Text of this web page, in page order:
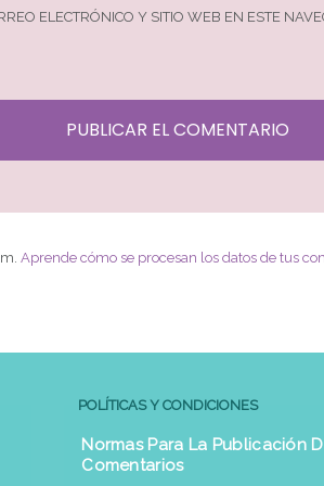
ELECTRÓNICO Y SITIO WEB EN ESTE
Aprende cómo se procesan los datos de tus
POLÍTICAS Y CONDICIONES
Normas Para La Publicación
Comentarios